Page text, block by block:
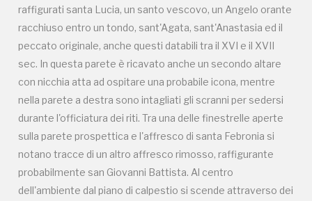
raffigurati santa Lucia, un santo vescovo, un Angelo orante
racchiuso entro un tondo, sant'Agata, sant'Anastasia ed il
peccato originale, anche questi databili tra il XVI e il XVII
sec. In questa parete è ricavato anche un secondo altare
con nicchia atta ad ospitare una probabile icona, mentre
nella parete a destra sono intagliati gli scranni per sedersi
durante l'officiatura dei riti. Tra una delle finestrelle aperte
sulla parete prospettica e l'affresco di santa Febronia si
notano tracce di un altro affresco rimosso, raffigurante
probabilmente san Giovanni Battista. Al centro
dell'ambiente dal piano di calpestio si scende attraverso dei
gradini lapidei in un ambiente a T, nelle cui pareti sono
ricavate delle nicchie con funzione di colatoi per i corpi dei
monaci dopo la morte. Il processo serviva a mummificarli
parzialmente. Un altro accesso dell'oratorio è costituito da
una scala lapidea posta sul retro. Le Coste di Santa
Febronia conservano anche notevoli resti di un villaggio
databile al II millennio a.C. Le indagini condotte dai tecnici
della soprintendenza di Catania hanno messo in luce i resti
di una capanna con il suo ricco corredo, un lungo muro che
delimitava l'abitato e che conservava i resti di un focolare e
la necropoli di tombe a grotticella artificiale disposte su